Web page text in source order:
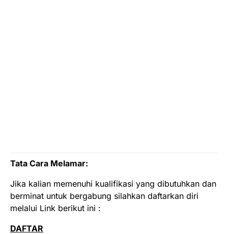
Tata Cara Melamar:
Jika kalian memenuhi kualifikasi yang dibutuhkan dan
berminat untuk bergabung silahkan daftarkan diri
melalui Link berikut ini :
DAFTAR